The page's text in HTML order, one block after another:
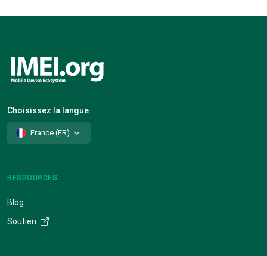
Choisissez la langue
France (FR)
RESSOURCES
Blog
Soutien